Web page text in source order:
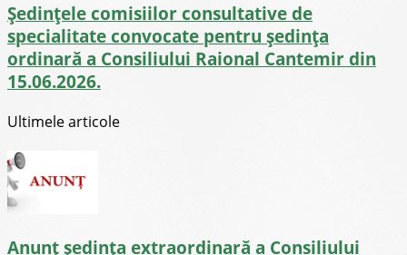
Ședințele comisiilor consultative de
specialitate convocate pentru ședința
ordinară a Consiliului Raional Cantemir din
15.06.2026.
Ultimele articole
Anunț ședința extraordinară a Consiliului